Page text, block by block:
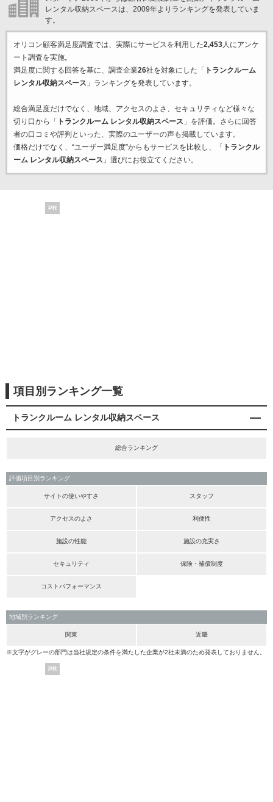
レンタル収納スペースは、2009年よりランキングを発表していま
す。
オリコン顧客満足度調査では、実際にサービスを利用した2,453人にアンケ
ート調査を実施。
満足度に関する回答を基に、調査企業26社を対象にした「
トランクルーム
レンタル収納スペース 」ランキングを発表しています。
総合満足度だけでなく、地域、アクセスのよさ、セキュリティなど様々な
切り口から「
トランクルーム レンタル収納スペース 」を評価。さらに回答
者の口コミや評判といった、実際のユーザーの声も掲載しています。
価格だけでなく、“ユーザー満足度”からもサービスを比較し、「
トランクル
ーム レンタル収納スペース 」選びにお役立てください。
PR
項目別ランキング一覧
トランクルーム レンタル収納スペース
総合ランキング
評価項目別ランキング
サイトの使いやすさ スタッフ
アクセスのよさ 利便性
施設の性能 施設の充実さ
セキュリティ 保険・補償制度
コストパフォーマンス
地域別ランキング
関東 近畿
※文字がグレーの部門は当社規定の条件を満たした企業が2社未満のため発表しておりません。
PR